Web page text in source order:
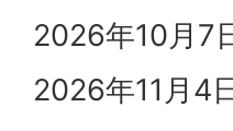
2026年10月7
2026年11月4